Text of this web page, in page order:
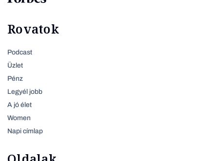
Rovatok
Podcast
Üzlet
Pénz
Legyél jobb
A jó élet
Women
Napi címlap